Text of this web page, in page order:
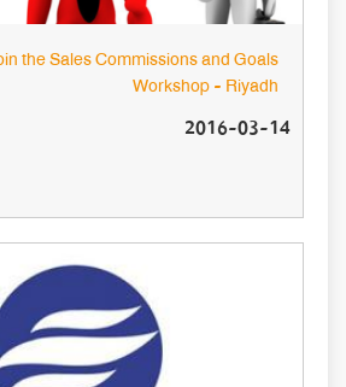
the Sales Commissions and Goals
Workshop - Riyadh
2016-03-14